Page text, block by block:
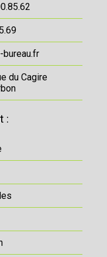
bureau.fr
du Cagire
: